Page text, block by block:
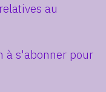
au
à s'abonner pour